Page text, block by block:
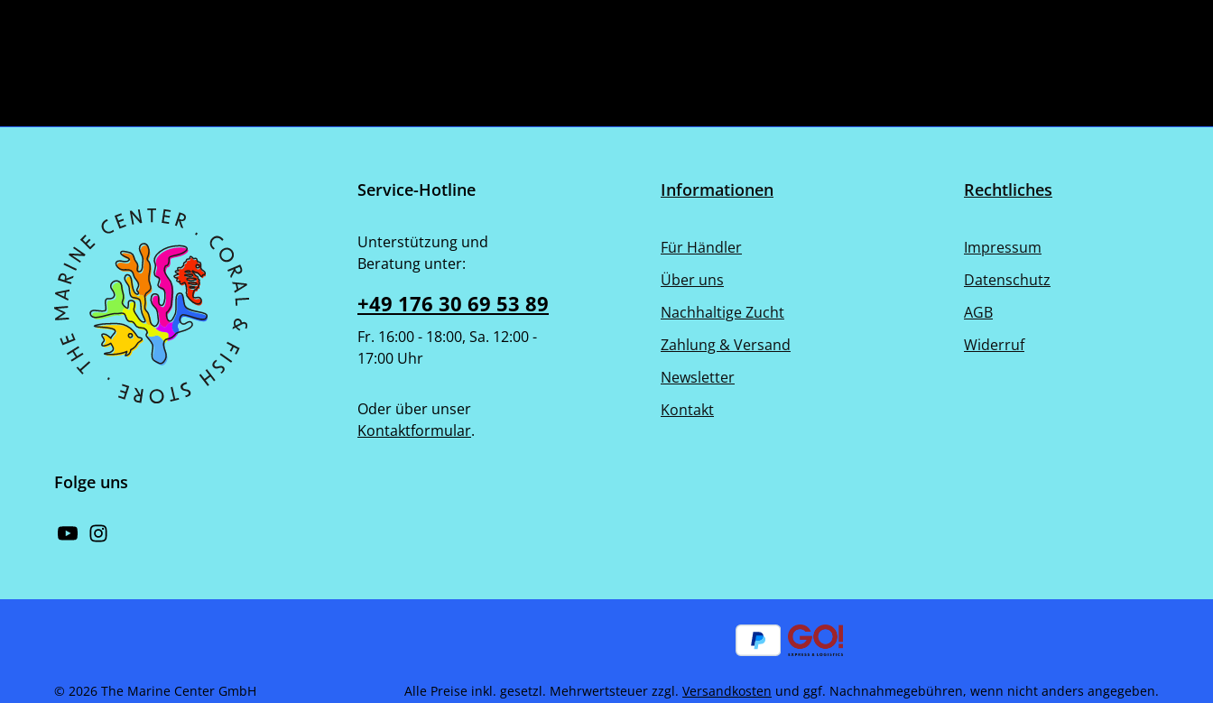
Service-Hotline
Unterstützung und
Beratung unter:
+49 176 30 69 53 89
Fr. 16:00 - 18:00, Sa. 12:00 -
17:00 Uhr
Oder über unser
Kontaktformular.
Informationen
Für Händler
Über uns
Nachhaltige Zucht
Zahlung & Versand
Newsletter
Kontakt
Rechtliches
Impressum
Datenschutz
AGB
Widerruf
Folge uns
© 2026 The Marine Center GmbH Alle Preise inkl. gesetzl. Mehrwertsteuer zzgl. Versandkosten und ggf. Nachnahmegebühren, wenn nicht anders angegeben.